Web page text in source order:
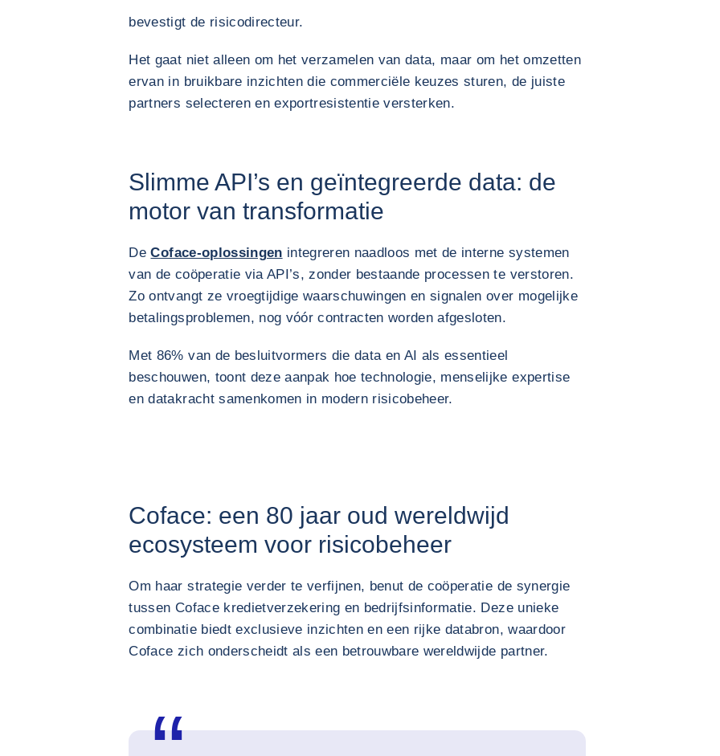
bevestigt de risicodirecteur.
Het gaat niet alleen om het verzamelen van data, maar om het omzetten
ervan in bruikbare inzichten die commerciële keuzes sturen, de juiste
partners selecteren en exportresistentie versterken.
Slimme API’s en geïntegreerde data: de
motor van transformatie
DeCoface-oplossingen integreren naadloos met de interne systemen
van de coöperatie via API’s, zonder bestaande processen te verstoren.
Zo ontvangt ze vroegtijdige waarschuwingen en signalen over mogelijke
betalingsproblemen, nog vóór contracten worden afgesloten.
Met 86% van de besluitvormers die data en AI als essentieel
beschouwen, toont deze aanpak hoe technologie, menselijke expertise
en datakracht samenkomen in modern risicobeheer.
Coface: een 80 jaar oud wereldwijd
ecosysteem voor risicobeheer
Om haar strategie verder te verfijnen, benut de coöperatie de synergie
tussen Coface kredietverzekering en bedrijfsinformatie. Deze unieke
combinatie biedt exclusieve inzichten en een rijke databron, waardoor
Coface zich onderscheidt als een betrouwbare wereldwijde partner.